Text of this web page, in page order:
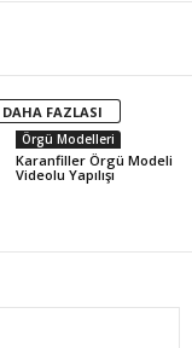
FAZLASI
Örgü Modelleri
Karanfiller Örgü Modeli
Videolu Yapılışı